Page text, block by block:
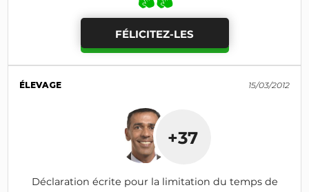
FÉLICITEZ-LES
ÉLEVAGE 15/03/2012
+37
Déclaration écrite pour la limitation du temps de